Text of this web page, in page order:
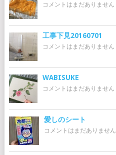
コメントはまだありません
工事下見20160701
コメントはまだありません
WABISUKE
コメントはまだありません
愛しのシート
コメントはまだありません